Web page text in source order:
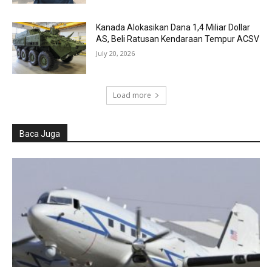
Kanada Alokasikan Dana 1,4 Miliar Dollar
AS, Beli Ratusan Kendaraan Tempur ACSV
July 20, 2026
Load more
Baca Juga